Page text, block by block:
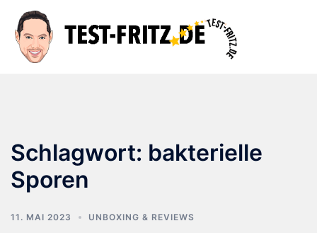
Inhalt
springen
Schlagwort: bakterielle
Sporen
11. MAI 2023 UNBOXING & REVIEWS